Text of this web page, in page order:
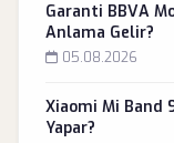
Garanti BBVA
Anlama Gelir?
05.08.2026
Xiaomi Mi Band
Yapar?